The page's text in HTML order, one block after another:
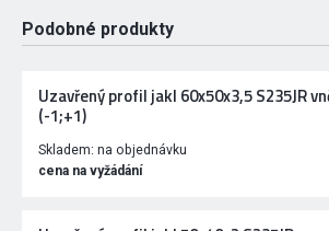
Podobné produkty
Uzavřený profil jakl 60x50x3,5 S235JR
(-1;+1)
Skladem: na objednávku
cena na vyžádání